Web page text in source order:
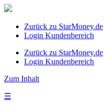
Zurück zu StarMoney.de
Login Kundenbereich
Zurück zu StarMoney.de
Login Kundenbereich
Zum Inhalt
☰